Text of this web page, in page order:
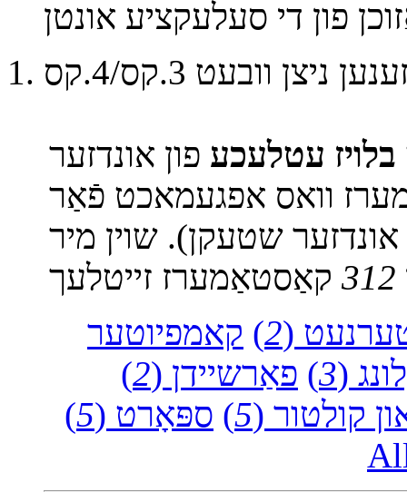
וובעט 3.קס/4.קס
בלויז עטלעכע פון אונדזער
וואס אפגעמאכט פֿאַר
אונדזער שטעקן). שוין מיר
312
(
2
) קאמפיוטער
(
3
) פאַרשיידן (2
)
קולטור (5
) ספּאָרט (5
)